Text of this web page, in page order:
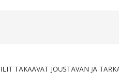
TAKAAVAT JOUSTAVAN JA